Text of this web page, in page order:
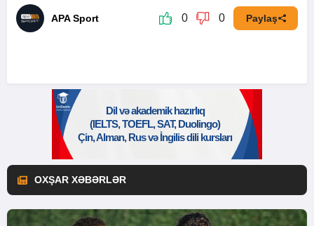
APA Sport 0 0 Paylaş
OXŞAR XƏBƏRLƏR